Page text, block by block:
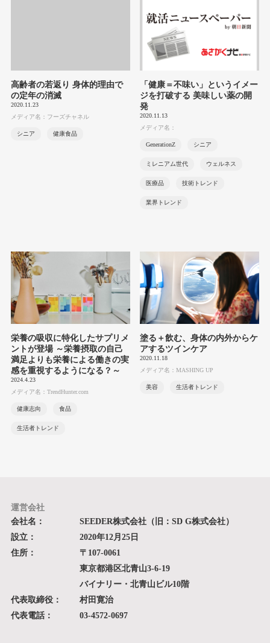
高齢者の若返り 身体的理由で
の定年の消滅
2020.11.23
メディア名：フーズチャネル
シニア 健康食品
「健康＝不味い」というイメー
ジを打破する 美味しい薬の開
発
2020.11.13
メディア名：
GenerationZ シニア
ミレニアム世代 ウェルネス
医療品 技術トレンド
業界トレンド
栄養の吸収に特化したサプリメ
ントが登場 ～栄養摂取の自己
満足よりも栄養による働きの実
感を重視するようになる？～
2024.4.23
メディア名：TrendHunter.com
健康志向 食品
生活者トレンド
塗る＋飲む、身体の内外からケ
アするツインケア
2020.11.18
メディア名：MASHING UP
美容 生活者トレンド
運営会社
会社名：
SEEDER株式会社（旧：SD G株式会社）
設立：
2020年12月25日
住所：
〒107-0061
東京都港区北青山3-6-19
バイナリー・北青山ビル10階
代表取締役：
村田寛治
代表電話：
03-4572-0697